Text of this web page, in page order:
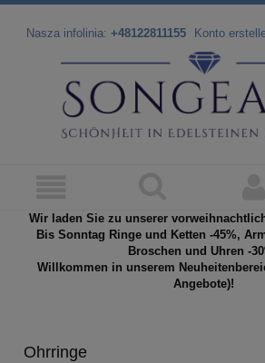
Nasza infolinia: +48122811155 Konto
Wir laden Sie zu unserer
Bis Sonntag Ringe und Ketten -45%,
Broschen und Uhren -
Willkommen in unserem
Angebote)!
Ohrringe